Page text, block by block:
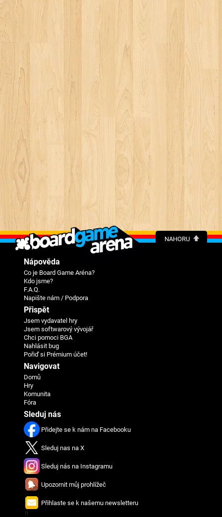
NAHORU
Nápověda
Co je Board Game Aréna?
Kdo jsme?
F.A.Q.
Napište nám / Podpora
Přispět
Jsem vydavatel hry
Jsem softwarový vývojář
Chci pomoci BGA
Nahlásit bug
Pořiď si Prémium účet!
Navigovat
Domů
Hry
Komunita
Fóra
Sleduj nás
Přidejte se k nám na Facebooku
Sleduj nas na X
Sleduj nás na Instagramu
Upozornit můj prohlížeč
Přihlaste se k našemu newsletteru
π